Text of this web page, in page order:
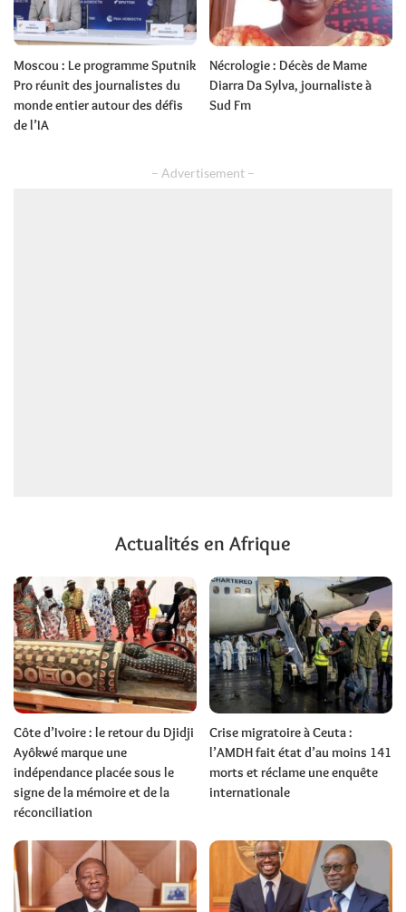
Moscou : Le programme Sputnik
Pro réunit des journalistes du
monde entier autour des défis
de l’IA
Nécrologie : Décès de Mame
Diarra Da Sylva, journaliste à
Sud Fm
– Advertisement –
Actualités en Afrique
Côte d’Ivoire : le retour du Djidji
Ayôkwé marque une
indépendance placée sous le
signe de la mémoire et de la
réconciliation
Crise migratoire à Ceuta :
l’AMDH fait état d’au moins 141
morts et réclame une enquête
internationale